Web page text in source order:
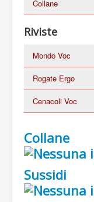
Collane
Riviste
Mondo Voc
Rogate Ergo
Cenacoli Voc
Collane
Sussidi